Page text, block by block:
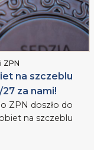
ZPN
na szczeblu
za nami!
ZPN doszło do
na szczeblu